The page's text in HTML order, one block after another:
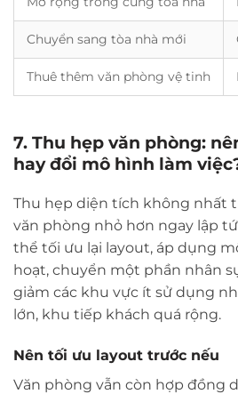
Chuyển sang tòa nhà mới
Thuê thêm văn phòng vệ tinh
7. Thu hẹp văn phòng:
hay đổi mô hình làm
Thu hẹp diện tích không nhất
văn phòng nhỏ hơn ngay lập
thể tối ưu lại layout, áp dụng
hoạt, chuyển một phần nhân
giảm các khu vực ít sử dụng
lớn, khu tiếp khách quá rộng.
Nên tối ưu layout trước nếu
Văn phòng vẫn còn hợp đồng